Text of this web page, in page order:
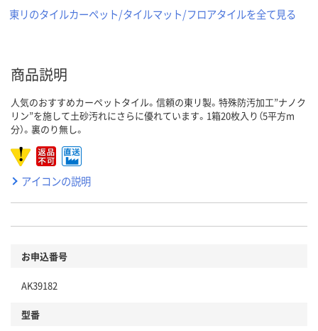
東リのタイルカーペット/タイルマット/フロアタイルを全て見る
商品説明
人気のおすすめカーペットタイル。信頼の東リ製。特殊防汚加工”ナノク
リン”を施して土砂汚れにさらに優れています。1箱20枚入り（5平方m
分）。裏のり無し。
アイコンの説明
お申込番号
AK39182
型番